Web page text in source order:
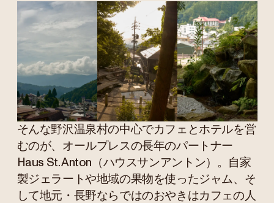
そんな野沢温泉村の中心でカフェとホテルを営
むのが、オールプレスの長年のパートナー
Haus St. Anton（ハウスサンアントン）。自家
製ジェラートや地域の果物を使ったジャム、そ
して地元・長野ならではのおやきはカフェの人